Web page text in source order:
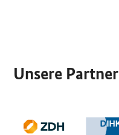
Unsere Partner